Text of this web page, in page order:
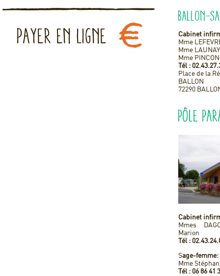
Ballon-
Cabinet
Mme
Mme
Mme
Tél :
Place de la
BALLON
72290
Pôle
Cabinet
Mmes
Marion
Tél :
Sage-femme:
Mme
Tél : 06 86 41